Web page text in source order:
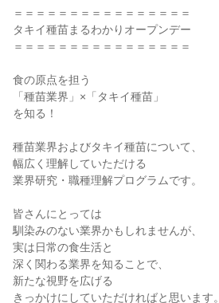
＝＝＝＝＝＝＝＝＝＝＝＝＝＝＝＝
タキイ種苗まるわかりオープンデー
＝＝＝＝＝＝＝＝＝＝＝＝＝＝＝＝
食の原点を担う
「種苗業界」×「タキイ種苗」
を知る！
種苗業界およびタキイ種苗について、
幅広く理解していただける
業界研究・職種理解プログラムです。
皆さんにとっては
馴染みのない業界かもしれませんが、
実は日常の食生活と
深く関わる業界を知ることで、
新たな視野を広げる
きっかけにしていただければと思います。